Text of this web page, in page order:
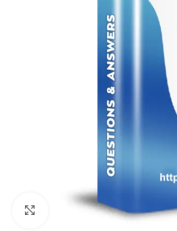
Click to enlarge